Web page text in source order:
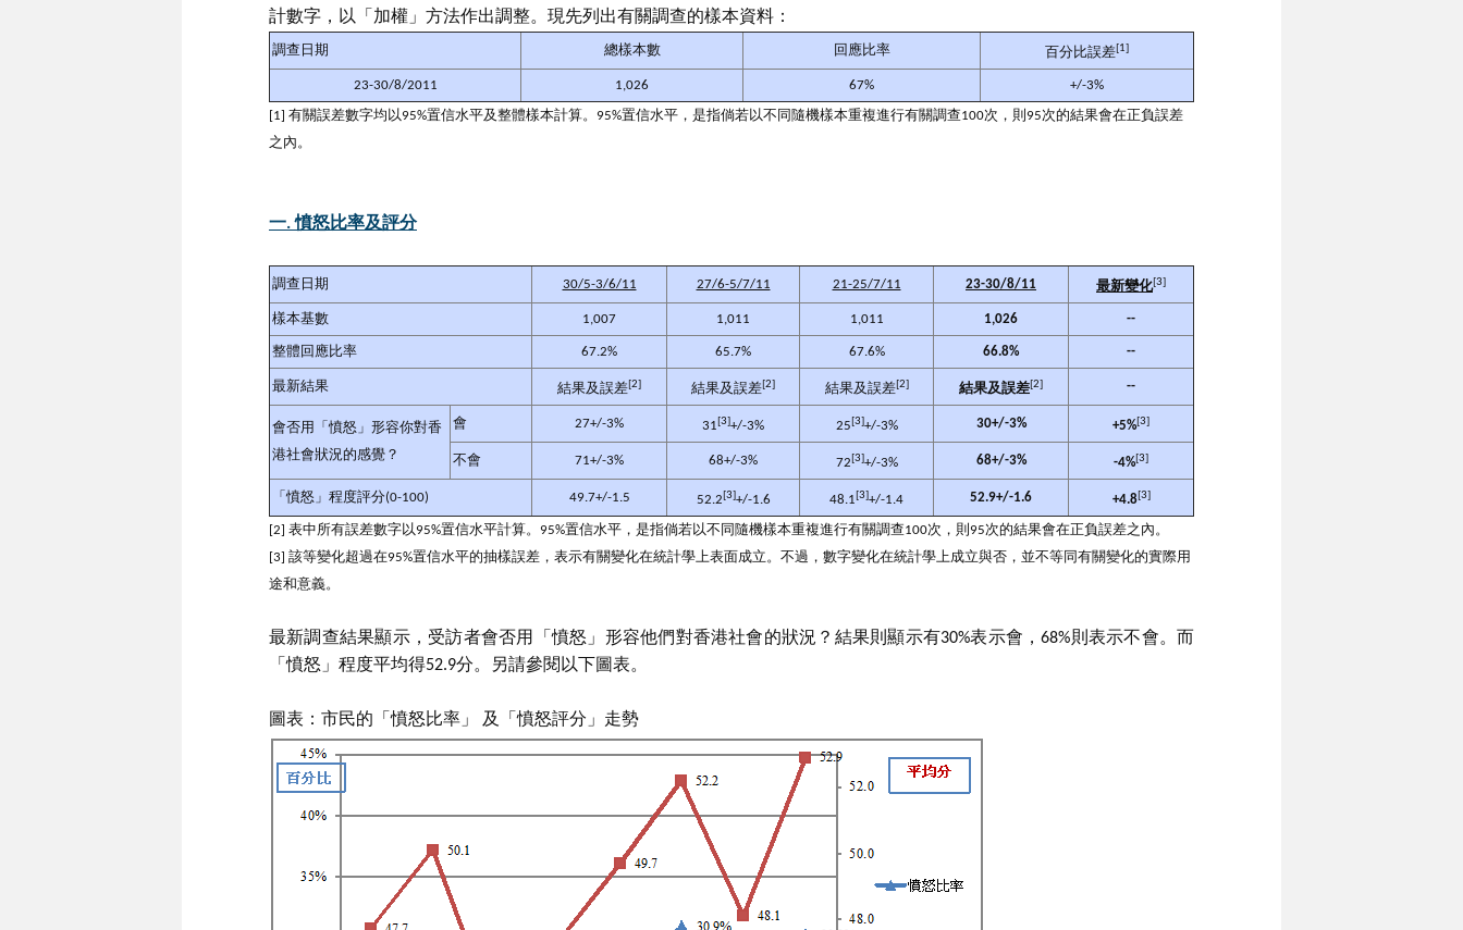
計數字，以「加權」方法作出調整。現先列出有關調查的樣本資料：
調查日期 總樣本數 回應比率 百分比誤差[1]
23-30/8/2011 1,026 67% +/-3%
[1] 有關誤差數字均以95%置信水平及整體樣本計算。95%置信水平，是指倘若以不同隨機樣本重複進行有關調查100次，則95次的結果會在正負誤差
之內。
一. 憤怒比率及評分
調查日期 30/5-3/6/11 27/6-5/7/11 21-25/7/11 23-30/8/11 最新變化[3]
樣本基數 1,007 1,011 1,011 1,026 --
整體回應比率 67.2% 65.7% 67.6% 66.8% --
最新結果 結果及誤差[2] 結果及誤差[2] 結果及誤差[2] 結果及誤差[2] --
會否用「憤怒」形容你對香
港社會狀況的感覺？
會 27+/-3% 31[3]+/-3% 25[3]+/-3% 30+/-3% +5%[3]
不會 71+/-3% 68+/-3% 72[3]+/-3% 68+/-3% -4%[3]
「憤怒」程度評分(0-100) 49.7+/-1.5 52.2[3]+/-1.6 48.1[3]+/-1.4 52.9+/-1.6 +4.8[3]
[2] 表中所有誤差數字以95%置信水平計算。95%置信水平，是指倘若以不同隨機樣本重複進行有關調查100次，則95次的結果會在正負誤差之內。
[3] 該等變化超過在95%置信水平的抽樣誤差，表示有關變化在統計學上表面成立。不過，數字變化在統計學上成立與否，並不等同有關變化的實際用
途和意義。
最新調查結果顯示，受訪者會否用「憤怒」形容他們對香港社會的狀況？結果則顯示有30%表示會，68%則表示不會。而
「憤怒」程度平均得52.9分。另請參閱以下圖表。
圖表：市民的「憤怒比率」 及「憤怒評分」走勢